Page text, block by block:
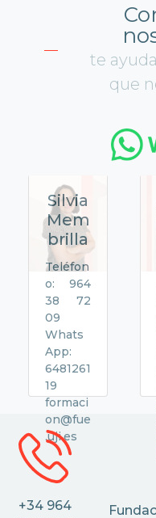
te
que
Silvia
Mem
brilla
Teléfon
o: 964
38 72
09
Whats
App:
6481261
19
formaci
on@fue
.uji.es
+34 964